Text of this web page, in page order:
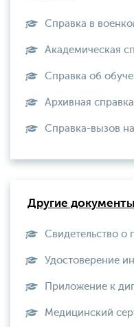
Справка в
Академическая
Справка об
Архивная справка
Справка-вызов
Другие документы
Свидетельство
Удостоверение
Приложение к
Медицинский